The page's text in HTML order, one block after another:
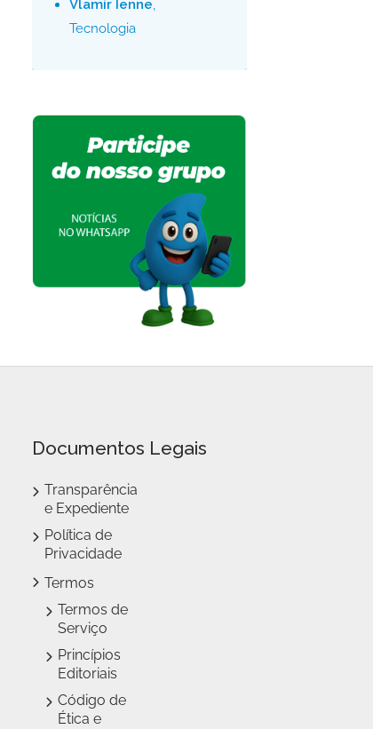
Vlamir Ienne,
Tecnologia
Documentos Legais
Transparência
e Expediente
Política de
Privacidade
Termos
Termos de
Serviço
Princípios
Editoriais
Código de
Ética e